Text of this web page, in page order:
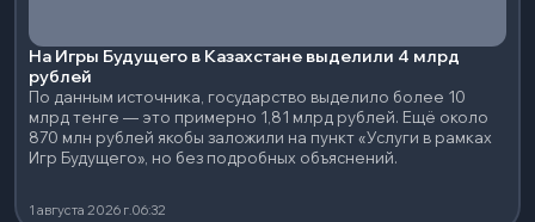
На Игры Будущего в Казахстане выделили 4 млрд
рублей
По данным источника, государство выделило более 10
млрд тенге — это примерно 1,81 млрд рублей. Ещё около
870 млн рублей якобы заложили на пункт «Услуги в рамках
Игр Будущего», но без подробных объяснений.
1 августа 2026 г.06:32